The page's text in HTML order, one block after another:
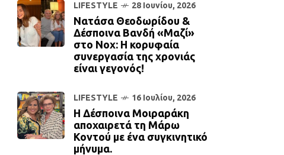
LIFESTYLE 28 Ιουνίου, 2026
Νατάσα Θεοδωρίδου &
Δέσποινα Βανδή «Μαζί»
στο Νox: Η κορυφαία
συνεργασία της χρονιάς
είναι γεγονός!
LIFESTYLE 16 Ιουλίου, 2026
Η Δέσποινα Μοιραράκη
αποχαιρετά τη Μάρω
Κοντού με ένα συγκινητικό
μήνυμα.